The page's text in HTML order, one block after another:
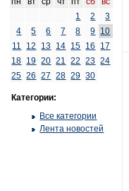
1
2
3
4
5 6 7 8 9 10
11
12 13 14 15 16
17
18 19 20 21 22 23 24
25 26 27 28 29 30
Категории:
Все категории
Лента новостей